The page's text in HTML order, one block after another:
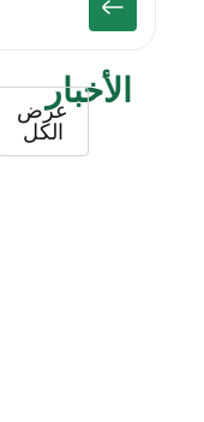
الأخبار
عرض
الكل